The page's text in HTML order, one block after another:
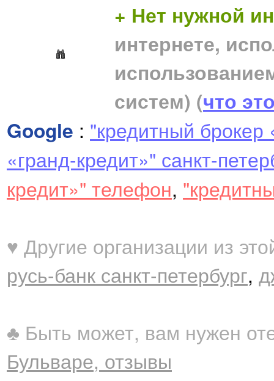
+ Нет нужной
интернете,
систем) (что
Google : "кредитный брокер
«гранд-кредит»" санкт-
кредит»" телефон,
♥ Другие организации из
русь-банк санкт-петербург,
♣ Быть может, вам нужен
Бульваре, отзывы